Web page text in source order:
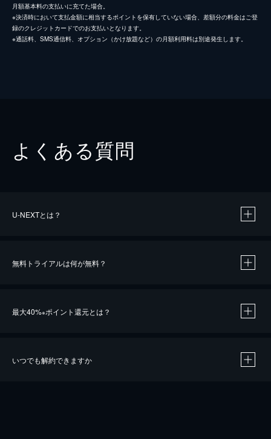
月額基本料の支払いに充てた場合。
※決済時において支払金額に相当するポイントを保有していない場合、差額分の料金はご登
録のクレジットカードでのお支払いとなります。
※通話料、SMS通信料、オプション（かけ放題など）の月額利用料は別途発生します。
よくある質問
U-NEXTとは？
無料トライアルは何が無料？
最大40%※ポイント還元とは？
いつでも解約できますか